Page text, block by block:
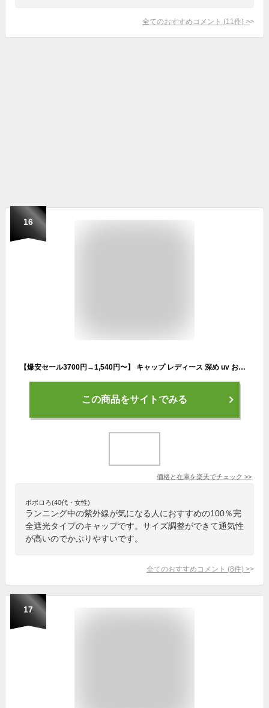
全てのおすすめコメント (11 件) >
16
【爆安セール3700円→1,540円〜】 キャップ レディース 深め uv おしゃれ メンズ 夏 つば長め キッズ 帽子 大きいサイズ 完全遮光 日よけ サイズ調整 小顔 ベースボールキャップ 日焼け防止 帽子 通気性 涼しい uvカット シンプル コットン メッシュ 大きめ 飛ばない
この商品をサイトでみる
価格と在庫を楽天でチェック >>
ポポロろ(40代・女性)
ランニング中の紫外線が気になる人におすすめの100％完
全遮光タイプのキャップです。サイズ調整ができて通気性
が高いのでかぶりやすいです。
全てのおすすめコメント (8件) >
17